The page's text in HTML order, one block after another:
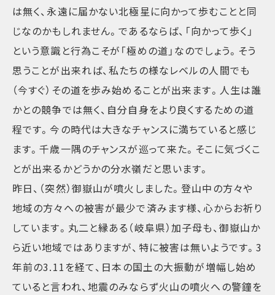
は無く、永遠に届かない北極星に向かって歩むことと同
じなのかもしれません。であるならば、「向かって歩く」
という意識と行為こそが「極めの道」なのでしょう。そう
思うことが出来れば、私たちの様なレベルの人間でも
（今すぐ）その道を歩み始めることが出来ます。人生は誰
かとの競争では無く、自分自身をより良くするための道
程です。今の時代は大きなチャンスに満ちていると感じ
ます。千歳一隅のチャンスが巡って来た。そこに気づくこ
とが出来るかどうかの分水嶺だと思います。
昨日、（突然）御嶽山が噴火しました。登山中の方々や
地域の方々への被害が最少で済みます様、心からお祈り
しています。丸二と縁ある（岐阜県）加子母も、御嶽山か
ら近い地域ではありますが、特に被害は無いようです。3
年前の3.11を経て、日本の国土の大振動が増幅し始め
ていると言われ、地震のみならず火山の噴火への警鐘を